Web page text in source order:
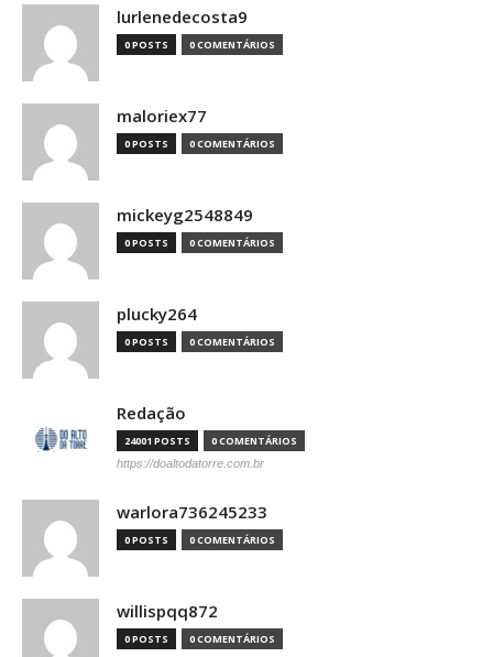
lurlenedecosta9
0 POSTS 0 COMENTÁRIOS
maloriex77
0 POSTS 0 COMENTÁRIOS
mickeyg2548849
0 POSTS 0 COMENTÁRIOS
plucky264
0 POSTS 0 COMENTÁRIOS
Redação
24001 POSTS 0 COMENTÁRIOS
https://doaltodatorre.com.br
warlora736245233
0 POSTS 0 COMENTÁRIOS
willispqq872
0 POSTS 0 COMENTÁRIOS